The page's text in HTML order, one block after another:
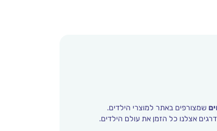
שמצורפים באתר למוצרי הילדים.